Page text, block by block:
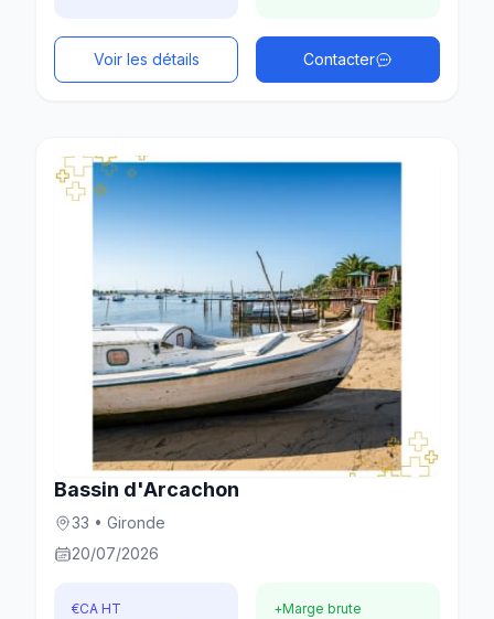
Voir les détails Contacter
Bassin d'Arcachon
33 • Gironde
20/07/2026
€CA HT +Marge brute